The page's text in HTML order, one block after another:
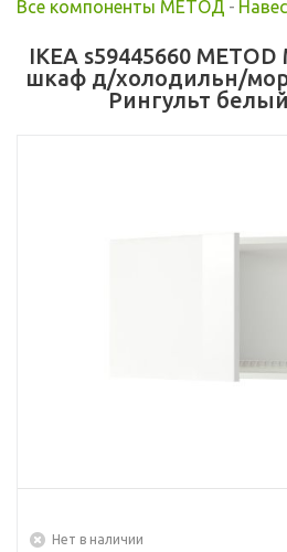
Все компоненты МЕТОД -
IKEA s59445660
шкаф д/холодильн/
Рингульт
Нет в наличии